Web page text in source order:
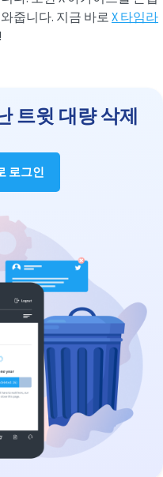
줍니다. 지금 바로 X 타임라
!
트윗 대량 삭제
로그인